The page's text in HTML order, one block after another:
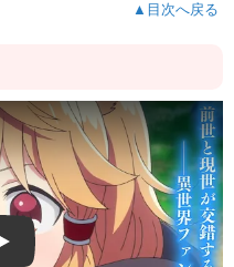
▲目次へ戻る
Play